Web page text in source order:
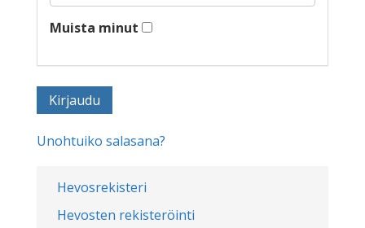
Hevosrekisteri
Hevosten rekisteröinti
Muista minut
Unohtuiko salasana?